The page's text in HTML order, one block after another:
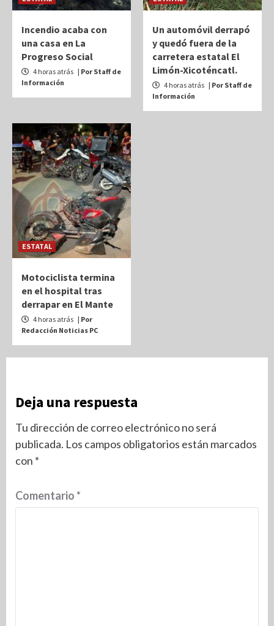
Incendio acaba con
una casa en La
Progreso Social
4 horas atrás | Por Staff de
Información
Un automóvil derrapó
y quedó fuera de la
carretera estatal El
Limón-Xicoténcatl.
4 horas atrás | Por Staff de
Información
ESTATAL
Motociclista termina
en el hospital tras
derrapar en El Mante
4 horas atrás | Por
Redacción Noticias PC
Deja una respuesta
Tu dirección de correo electrónico no será
publicada. Los campos obligatorios están marcados
con *
Comentario*